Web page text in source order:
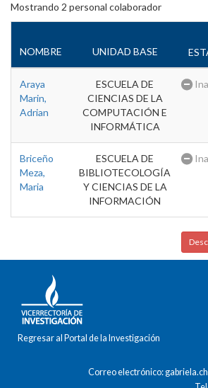
Mostrando 2 personal colaborador
NOMBRE UNIDAD BASE
Araya
Marin,
Adrian
ESCUELA DE
CIENCIAS DE LA
COMPUTACIÓN E
INFORMÁTICA
Briceño
Meza,
Maria
ESCUELA DE
BIBLIOTECOLOGÍA
Y CIENCIAS DE LA
INFORMACIÓN
Regresar al Portal de la Investigación
Correo electrónico: